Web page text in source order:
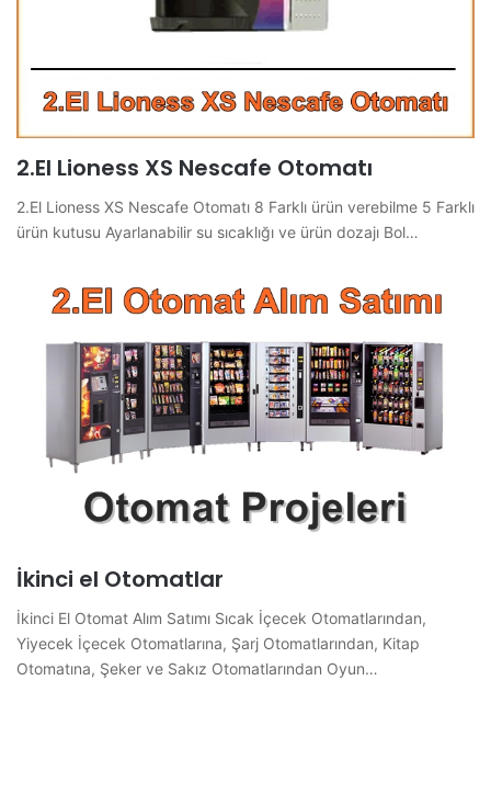
2.El Lioness XS Nescafe Otomatı
2.El Lioness XS Nescafe Otomatı 8 Farklı ürün verebilme 5 Farklı
ürün kutusu Ayarlanabilir su sıcaklığı ve ürün dozajı Bol…
İkinci el Otomatlar
İkinci El Otomat Alım Satımı Sıcak İçecek Otomatlarından,
Yiyecek İçecek Otomatlarına, Şarj Otomatlarından, Kitap
Otomatına, Şeker ve Sakız Otomatlarından Oyun…